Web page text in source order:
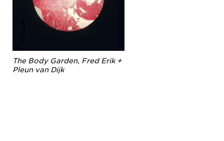
The Body Garden, Fred Erik +
Pleun van Dijk